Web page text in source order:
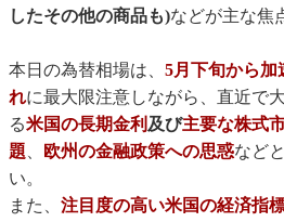
したその他の商品も)などが主な焦
本日の為替相場は、 5月下旬から加
れに最大限注意しながら、直近で
る米国の長期金利及び主要な株式
題、 欧州の金融政策への思惑など
い。
また、 注目度の高い米国の経済指